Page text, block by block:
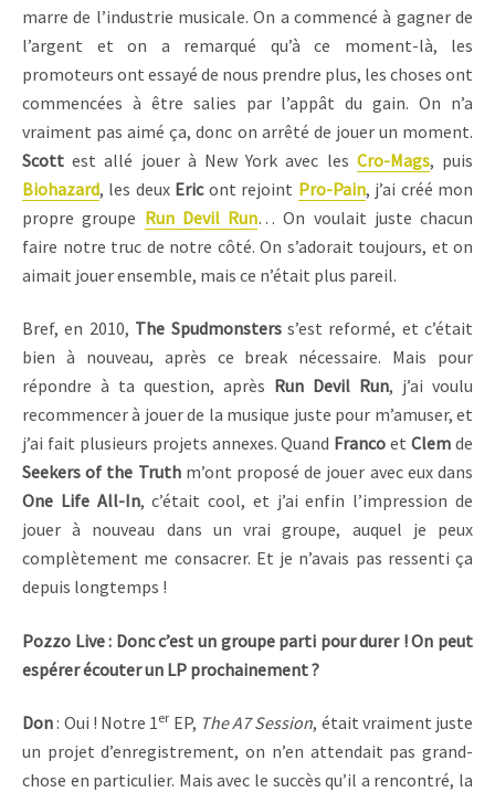
marre de l’industrie musicale. On a commencé à gagner de
l’argent et on a remarqué qu’à ce moment-là, les
promoteurs ont essayé de nous prendre plus, les choses ont
commencées à être salies par l’appât du gain. On n’a
vraiment pas aimé ça, donc on arrêté de jouer un moment.
Scott est allé jouer à New York avec les Cro-Mags, puis
Biohazard, les deux Ericont rejoint Pro-Pain, j’ai créé mon
propre groupe Run Devil Run… On voulait juste chacun
faire notre truc de notre côté. On s’adorait toujours, et on
aimait jouer ensemble, mais ce n’était plus pareil.
Bref, en 2010, The Spudmonsterss’est reformé, et c’était
bien à nouveau, après ce break nécessaire. Mais pour
répondre à ta question, après Run Devil Run, j’ai voulu
recommencer à jouer de la musique juste pour m’amuser, et
j’ai fait plusieurs projets annexes. Quand Franco etClem de
Seekers of the Truthm’ont proposé de jouer avec eux dans
One Life All-In, c’était cool, et j’ai enfin l’impression de
jouer à nouveau dans un vrai groupe, auquel je peux
complètement me consacrer. Et je n’avais pas ressenti ça
depuis longtemps !
Pozzo Live : Donc c’est un groupe parti pour durer ! On peut
espérer écouter un LP prochainement ?
Don : Oui ! Notre 1 er EP, The A7 Session, était vraiment juste
un projet d’enregistrement, on n’en attendait pas grand-
chose en particulier. Mais avec le succès qu’il a rencontré, la